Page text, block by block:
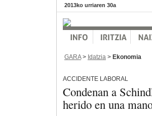
2013ko urriaren 30a
GARA> Idatzia > Ekonomia
ACCIDENTE LABORAL
Condenan a
herido en una